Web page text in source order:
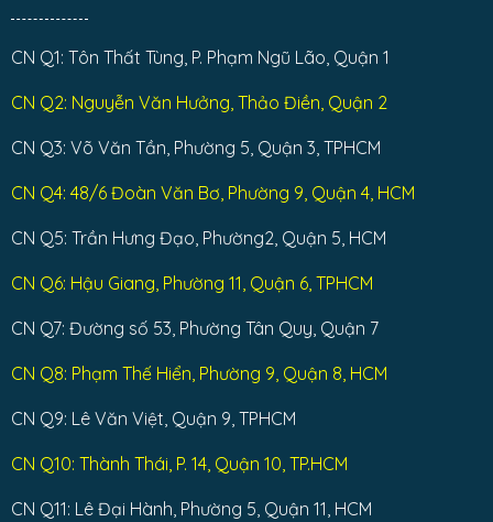
CN Q1: Tôn Thất Tùng, P. Phạm Ngũ Lão, Quận 1
CN Q2: Nguyễn Văn Hưởng, Thảo Điền, Quận 2
CN Q3: Võ Văn Tần, Phường 5, Quận 3, TPHCM
CN Q4: 48/6 Đoàn Văn Bơ, Phường 9, Quận 4, HCM
CN Q5: Trần Hưng Đạo, Phường2, Quận 5, HCM
CN Q6: Hậu Giang, Phường 11, Quận 6, TPHCM
CN Q7: Đường số 53, Phường Tân Quy, Quận 7
CN Q8: Phạm Thế Hiển, Phường 9, Quận 8, HCM
CN Q9: Lê Văn Việt, Quận 9, TPHCM
CN Q10: Thành Thái, P. 14, Quận 10, TP.HCM
CN Q11: Lê Đại Hành, Phường 5, Quận 11, HCM